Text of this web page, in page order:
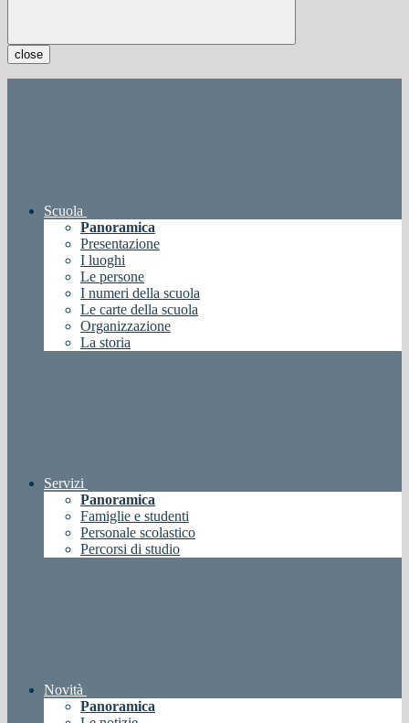
close
Scuola
Panoramica
Presentazione
I luoghi
Le persone
I numeri della scuola
Le carte della scuola
Organizzazione
La storia
Servizi
Panoramica
Famiglie e studenti
Personale scolastico
Percorsi di studio
Novità
Panoramica